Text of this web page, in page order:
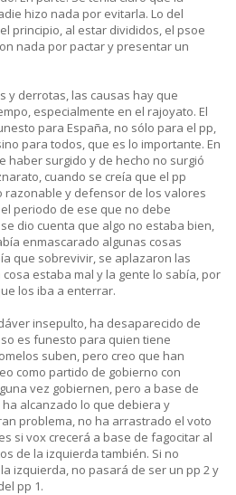
hizo nada por evitarla. Lo del
principio, al estar divididos, el psoe
nada por pactar y presentar un
y derrotas, las causas hay que
especialmente en el rajoyato. El
para España, no sólo para el pp,
para todos, que es lo importante. En
haber surgido y de hecho no surgió
cuando se creía que el pp
y defensor de los valores
periodo de ese que no debe
dio cuenta que algo no estaba bien,
enmascarado algunas cosas
que sobrevivir, se aplazaron las
estaba mal y la gente lo sabía, por
los iba a enterrar.
insepulto, ha desaparecido de
es funesto para quien tiene
suben, pero creo que han
como partido de gobierno con
vez gobiernen, pero a base de
alcanzado lo que debiera y
problema, no ha arrastrado el voto
si vox crecerá a base de fagocitar al
de la izquierda también. Si no
izquierda, no pasará de ser un pp 2 y
pp 1.